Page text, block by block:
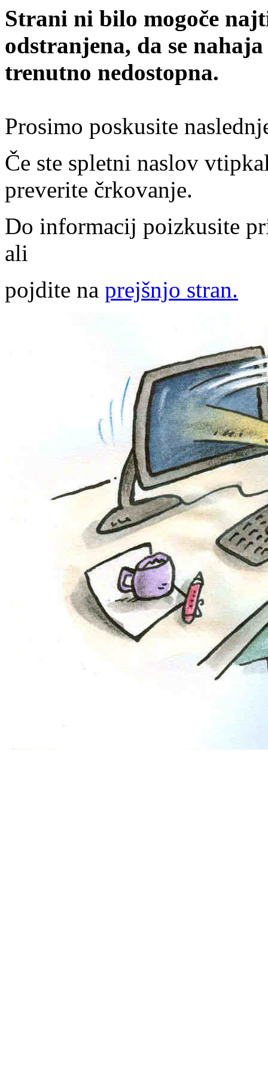
Strani ni bilo mogoče
odstranjena, da se
trenutno nedostopna.
Prosimo poskusite
Če ste spletni naslov
preverite črkovanje.
Do informacij poizkusite
ali
pojdite na prejšnjo stran.